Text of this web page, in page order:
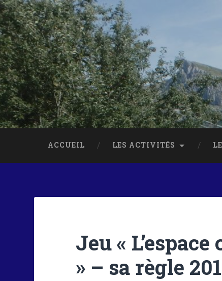
ACCUEIL LES ACTIVITÉS
Jeu «
» – sa règle